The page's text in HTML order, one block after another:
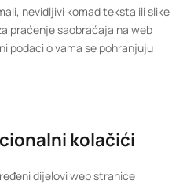
nevidljivi komad teksta ili slike
praćenje saobraćaja na web
podaci o vama se pohranjuju
kolačići
dijelovi web stranice